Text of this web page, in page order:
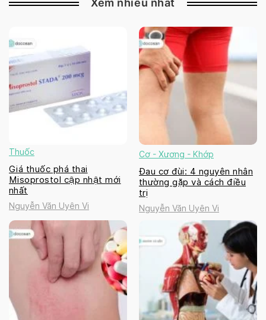
Xem nhiều nhất
Thuốc
Giá thuốc phá thai
Misoprostol cập nhật mới
nhất
Nguyễn Văn Uyên Vi
Cơ - Xương - Khớp
Đau cơ đùi: 4 nguyên nhân
thường gặp và cách điều
trị
Nguyễn Văn Uyên Vi